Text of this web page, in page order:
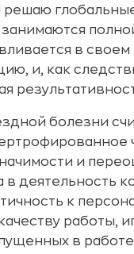
решаю
в своем
и, как
болезни
и
в деятельность
к
работы,
в